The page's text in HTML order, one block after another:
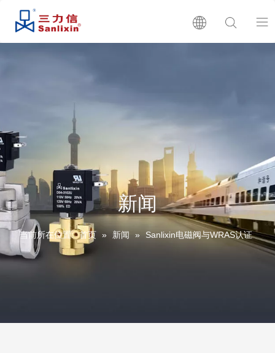
产品目录
生产批号查询
新闻
当前所在位置: 首页 » 新闻 » Sanlixin电磁阀与WRAS认证